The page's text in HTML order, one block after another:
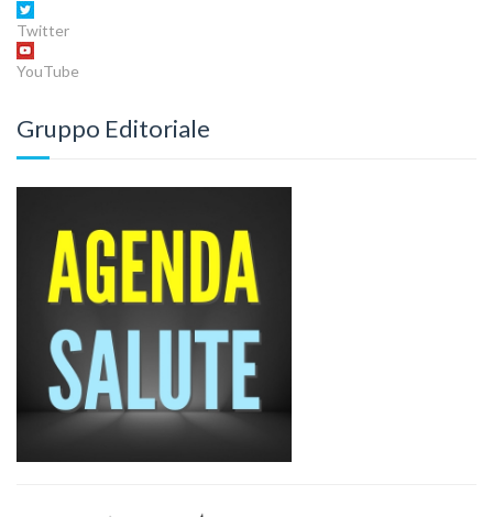
Twitter
YouTube
Gruppo Editoriale